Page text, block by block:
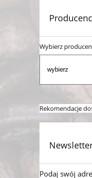
Wybierz
Rekomendacje
Podaj swój